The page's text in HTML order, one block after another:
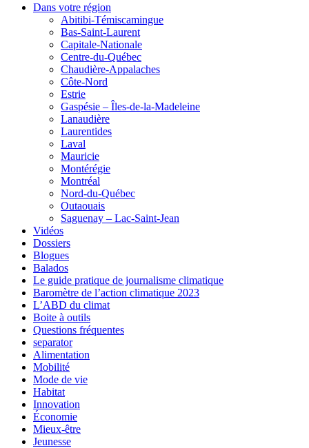
Dans votre région
Abitibi-Témiscamingue
Bas-Saint-Laurent
Capitale-Nationale
Centre-du-Québec
Chaudière-Appalaches
Côte-Nord
Estrie
Gaspésie – Îles-de-la-Madeleine
Lanaudière
Laurentides
Laval
Mauricie
Montérégie
Montréal
Nord-du-Québec
Outaouais
Saguenay – Lac-Saint-Jean
Vidéos
Dossiers
Blogues
Balados
Le guide pratique de journalisme climatique
Baromètre de l’action climatique 2023
L’ABD du climat
Boite à outils
Questions fréquentes
separator
Alimentation
Mobilité
Mode de vie
Habitat
Innovation
Économie
Mieux-être
Jeunesse